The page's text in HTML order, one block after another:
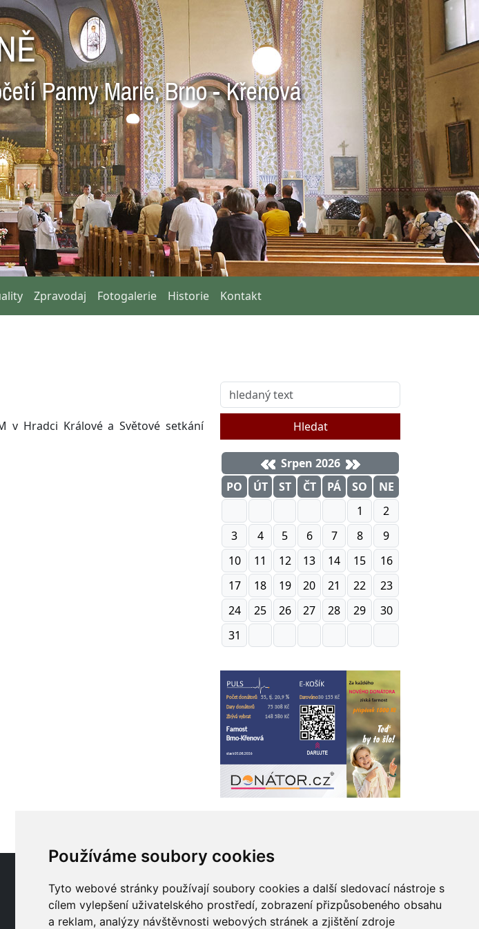
Používáme soubory cookies
Tyto webové stránky používají soubory cookies a další sledovací nástroje s
cílem vylepšení uživatelského prostředí, zobrazení přizpůsobeného obsahu
a reklam, analýzy návštěvnosti webových stránek a zjištění zdroje
Panny Marie, Brno - Křenová
Zpravodaj Fotogalerie Historie Kontakt
v Hradci Králové a Světové setkání
Hledat
Srpen 2026
PO
ÚT ST ČT PÁ SO
NE
1
2
3
4 5 6 7 8
9
10
11 12 13 14 15
16
17
18 19 20 21 22
23
24
25 26 27 28 29
30
31
Zásady zpracování osobních údajů
Správce obsahu webu